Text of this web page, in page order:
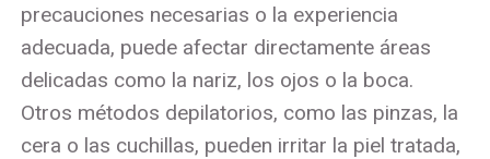
precauciones necesarias o la experiencia
adecuada, puede afectar directamente áreas
delicadas como la nariz, los ojos o la boca.
Otros métodos depilatorios, como las pinzas, la
cera o las cuchillas, pueden irritar la piel tratada,